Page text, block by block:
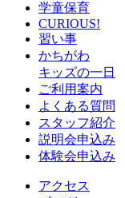
学童保育
CURIOUS!
習い事
かちがわ
キッズの一日
ご利用案内
よくある質問
スタッフ紹介
説明会申込み
体験会申込み
アクセス